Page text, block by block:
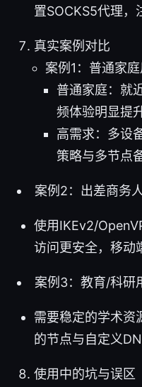
置SOCKS5代理，
真实案例对比
案例1：普通家
普通家庭：就
频体验明显提
高需求：多设
策略与多节点
案例2：出差商务
使用IKEv2/
访问更安全，移动
案例3：教育/科研
需要稳定的学术资
的节点与自定义
使用中的坑与误区